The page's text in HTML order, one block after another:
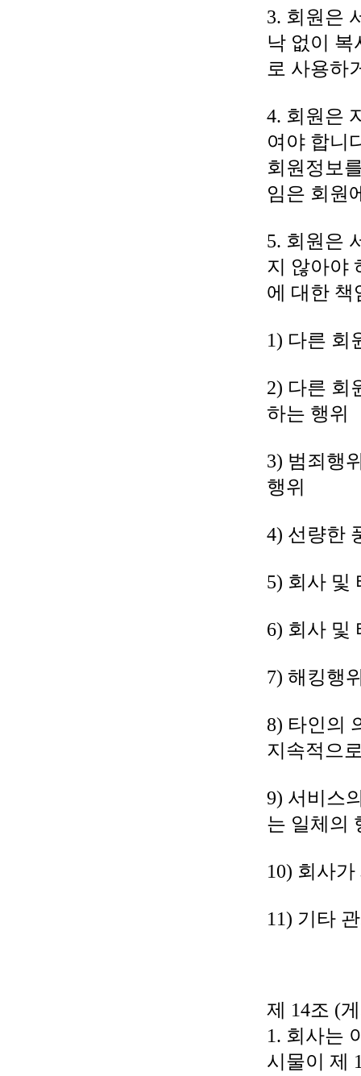
3. 회원은
낙 없이 복
로 사용하
4. 회원은
여야 합니
회원정보
임은 회원
5. 회원은
지 않아야
에 대한 책
1) 다른 회
2) 다른 회
하는 행위
3) 범죄행
행위
4) 선량한
5) 회사 및
6) 회사 및
7) 해킹행
8) 타인의
지속적으
9) 서비스
는 일체의
10) 회사
11) 기타
제 14조 (
1. 회사는
시물이 제